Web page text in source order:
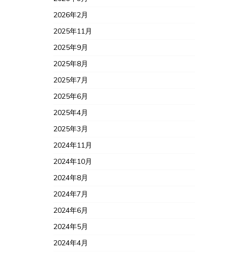
2026年2月
2025年11月
2025年9月
2025年8月
2025年7月
2025年6月
2025年4月
2025年3月
2024年11月
2024年10月
2024年8月
2024年7月
2024年6月
2024年5月
2024年4月